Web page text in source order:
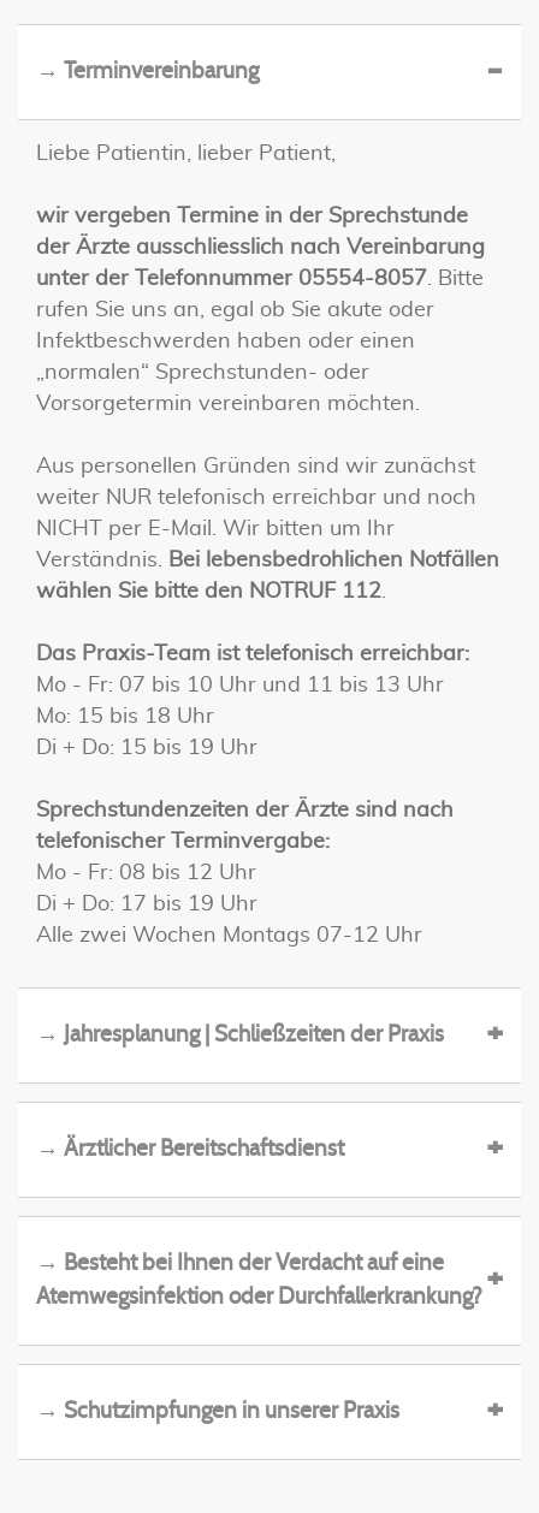
→ Terminvereinbarung
Liebe Patientin, lieber Patient,
wir vergeben Termine in der Sprechstunde
der Ärzte ausschliesslich nach Vereinbarung
unter der Telefonnummer 05554-8057. Bitte
rufen Sie uns an, egal ob Sie akute oder
Infektbeschwerden haben oder einen
„normalen“ Sprechstunden- oder
Vorsorgetermin vereinbaren möchten.
Aus personellen Gründen sind wir zunächst
weiter NUR telefonisch erreichbar und noch
NICHT per E-Mail. Wir bitten um Ihr
Verständnis. Bei lebensbedrohlichen Notfällen
wählen Sie bitte den NOTRUF 112.
Das Praxis-Team ist telefonisch erreichbar:
Mo - Fr: 07 bis 10 Uhr und 11 bis 13 Uhr
Mo: 15 bis 18 Uhr
Di + Do: 15 bis 19 Uhr
Sprechstundenzeiten der Ärzte sind nach
telefonischer Terminvergabe:
Mo - Fr: 08 bis 12 Uhr
Di + Do: 17 bis 19 Uhr
Alle zwei Wochen Montags 07-12 Uhr
→ Jahresplanung | Schließzeiten der Praxis
→ Ärztlicher Bereitschaftsdienst
→ Besteht bei Ihnen der Verdacht auf eine
Atemwegsinfektion oder Durchfallerkrankung?
→ Schutzimpfungen in unserer Praxis